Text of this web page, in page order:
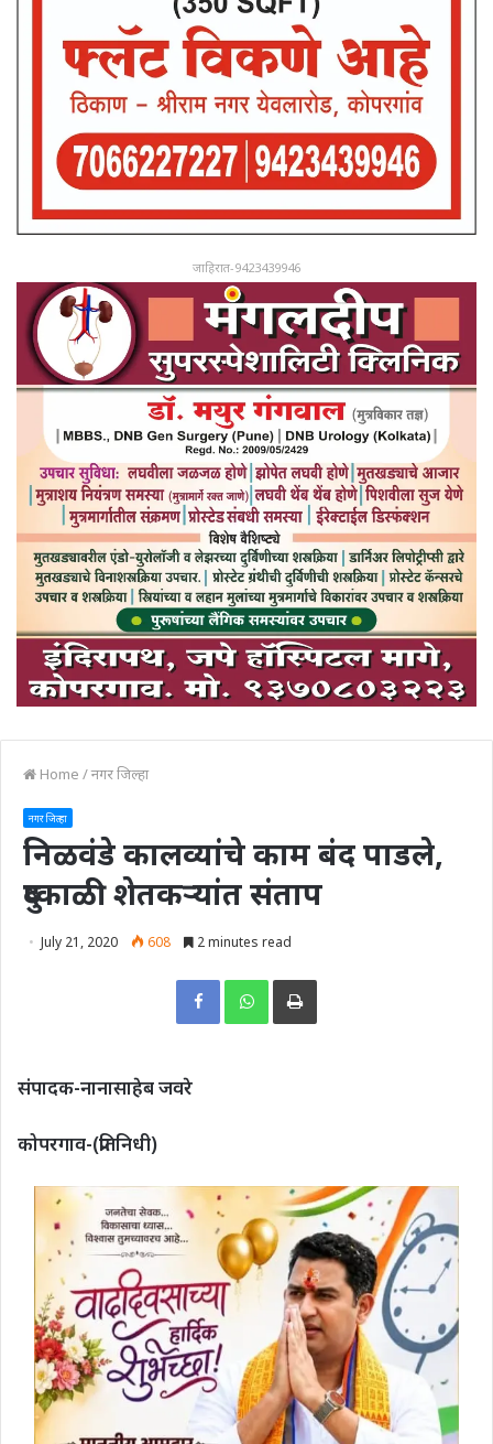
जाहिरात-9423439946
Home /नगर जिल्हा
नगर जिल्हा
निळवंडे कालव्यांचे काम बंद पाडले,
दुष्काळी शेतकऱ्यांत संताप
July 21, 2020 608 2 minutes read
Print
संपादक-नानासाहेब जवरे
कोपरगाव-(प्रतिनिधी)